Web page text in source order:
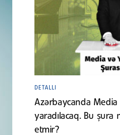
DETALLI
Azərbaycanda Media
yaradılacaq. Bu şura
etmir?